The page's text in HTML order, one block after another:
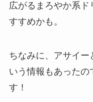
広がるまろやか系
すすめかも。
ちなみに、アサイー
いう情報もあったの
す！